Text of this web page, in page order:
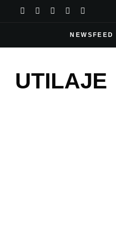
NEWSFEED
UTILAJE